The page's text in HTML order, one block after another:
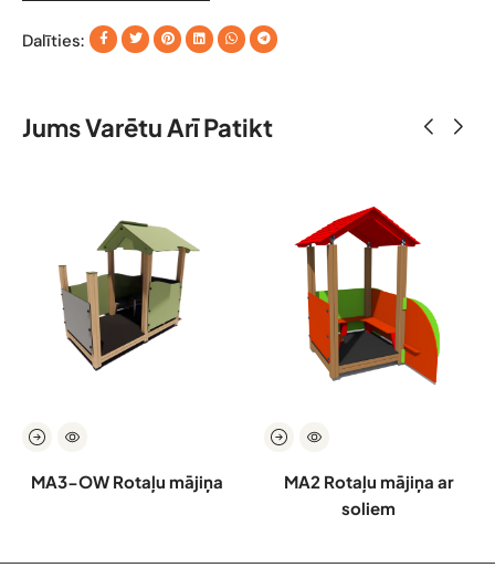
Dalīties:
Jums Varētu Arī Patikt
MA3-OW Rotaļu mājiņa
MA2 Rotaļu mājiņa ar
soliem